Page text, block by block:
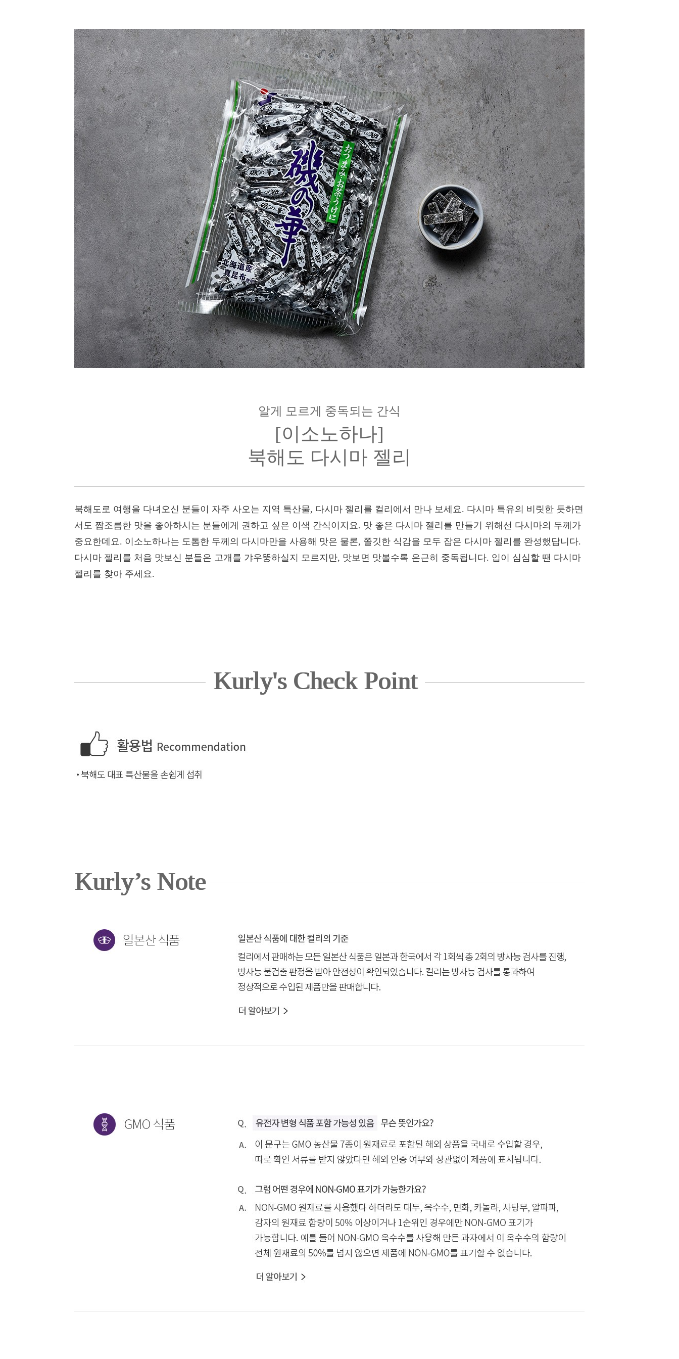
알게 모르게 중독되는 간식
[이소노하나]
북해도 다시마 젤리
북해도로 여행을 다녀오신 분들이 자주 사오는 지역 특산물, 다시마 젤리를 컬리에서 만나 보세요. 다시마 특유의 비릿한 듯하면
서도 짭조름한 맛을 좋아하시는 분들에게 권하고 싶은 이색 간식이지요. 맛 좋은 다시마 젤리를 만들기 위해선 다시마의 두께가
중요한데요. 이소노하나는 도톰한 두께의 다시마만을 사용해 맛은 물론, 쫄깃한 식감을 모두 잡은 다시마 젤리를 완성했답니다.
다시마 젤리를 처음 맛보신 분들은 고개를 갸우뚱하실지 모르지만, 맛보면 맛볼수록 은근히 중독됩니다. 입이 심심할 땐 다시마
젤리를 찾아 주세요.
Kurly's Check Point
Kurly’s Note